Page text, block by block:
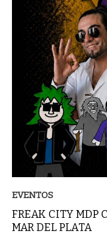
EVENTOS
FREAK CITY MDP
MAR DEL PLATA